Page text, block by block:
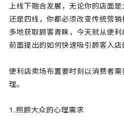
上线下融合发展，无论你的店面
还是四线，你都必须改变传统营
多地获取顾客青睐，今天就从便
前面提出的如何快速吸引顾客入店
便利店卖场布置要时刻以消费者
理。
1.照顾大众的心理需求